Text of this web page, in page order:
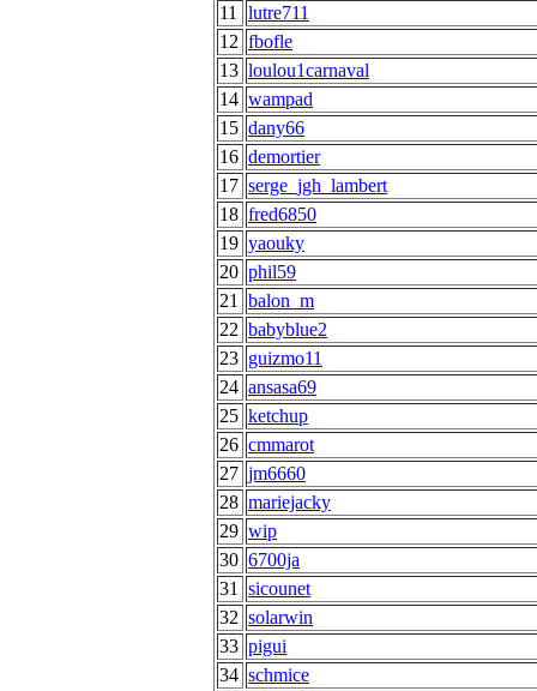
11
lutre711
12 fbofle
13 loulou1carnaval
14 wampad
15 dany66
16 demortier
17 serge_jgh_lambert
18 fred6850
19 yaouky
20 phil59
21
balon_m
22 babyblue2
23 guizmo11
24 ansasa69
25 ketchup
26 cmmarot
27 jm6660
28 mariejacky
29 wip
30 6700ja
31
sicounet
32 solarwin
33 pigui
34 schmice